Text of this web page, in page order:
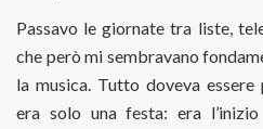
Passavo le giornate tra liste,
che però mi sembravano
la musica. Tutto doveva
era solo una festa: era